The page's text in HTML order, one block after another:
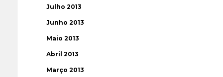
Julho 2013
Junho 2013
Maio 2013
Abril 2013
Março 2013